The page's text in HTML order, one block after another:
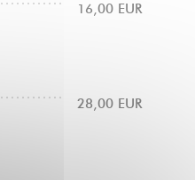
16,00 EUR
28,00 EUR